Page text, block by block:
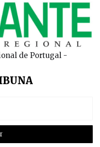
de Portugal -